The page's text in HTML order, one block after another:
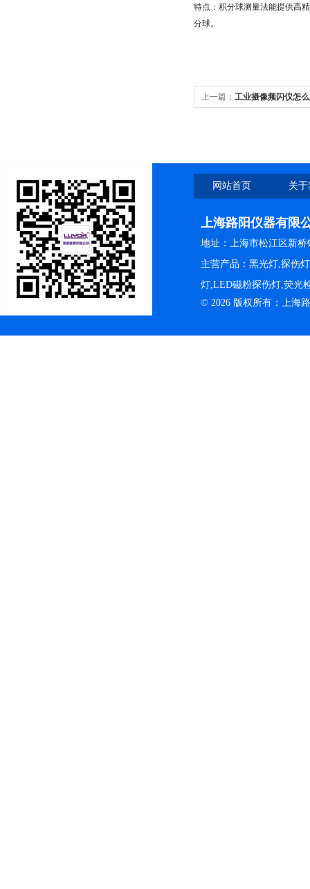
特点：积分球测量法能提供高
分球。
上一篇： 工业摄像频闪仪怎
网站首页 关
上海路阳仪器有限
地址：上海市松江区新桥
主营产品：黑光灯,探伤
灯,LED磁粉探伤灯,荧光
© 2026 版权所有：上海